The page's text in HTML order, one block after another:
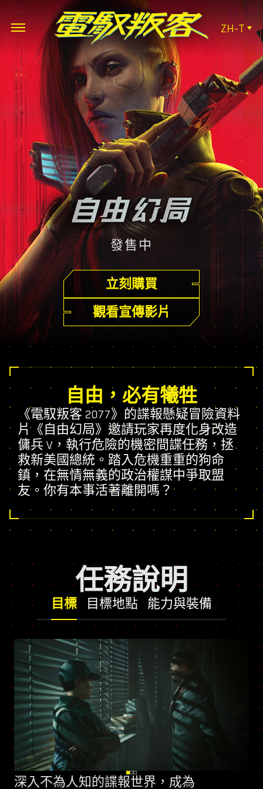
ZH-T
發售中
立刻購買
觀看宣傳影片
自由，必有犧牲
《電馭叛客 2077》的諜報懸疑冒險資料
片《自由幻局》邀請玩家再度化身改造
傭兵 V，執行危險的機密間諜任務，拯
救新美國總統。踏入危機重重的狗命
鎮，在無情無義的政治權謀中爭取盟
友。你有本事活著離開嗎？
任務說明
目標 目標地點 能力與裝備
深入不為人知的諜報世界，成為
全新技能樹